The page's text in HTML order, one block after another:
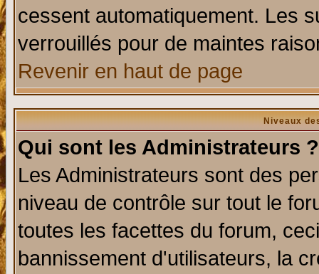
cessent automatiquement. Les
verrouillés pour de maintes
Revenir en haut de page
Niveaux
Qui sont les Administrateurs ?
Les Administrateurs sont des
niveau de contrôle sur tout le
toutes les facettes du forum,
bannissement d'utilisateurs, la